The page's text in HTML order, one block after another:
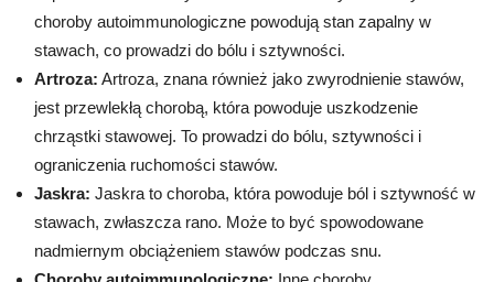
choroby autoimmunologiczne powodują stan zapalny w
stawach, co prowadzi do bólu i sztywności.
Artroza: Artroza, znana również jako zwyrodnienie stawów,
jest przewlekłą chorobą, która powoduje uszkodzenie
chrząstki stawowej. To prowadzi do bólu, sztywności i
ograniczenia ruchomości stawów.
Jaskra: Jaskra to choroba, która powoduje ból i sztywność w
stawach, zwłaszcza rano. Może to być spowodowane
nadmiernym obciążeniem stawów podczas snu.